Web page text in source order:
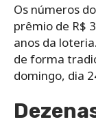
Os números
prêmio de R$
anos da
de forma
domingo, dia